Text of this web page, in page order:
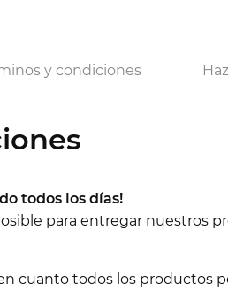
y condiciones
todos los días!
para entregar nuestros
cuanto todos los productos